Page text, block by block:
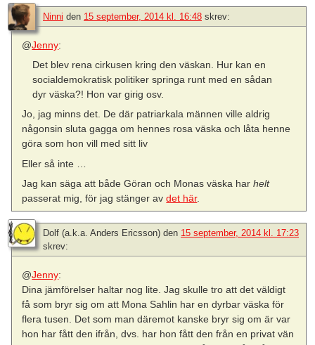
Ninni den 15 september, 2014 kl. 16:48 skrev:
@Jenny:
Det blev rena cirkusen kring den väskan. Hur kan en
socialdemokratisk politiker springa runt med en sådan
dyr väska?! Hon var girig osv.
Jo, jag minns det. De där patriarkala männen ville aldrig
någonsin sluta gagga om hennes rosa väska och låta henne
göra som hon vill med sitt liv
Eller så inte …
Jag kan säga att både Göran och Monas väska harhelt
passerat mig, för jag stänger avdet här.
Dolf (a.k.a. Anders Ericsson) den 15 september, 2014 kl. 17:23
skrev:
@Jenny:
Dina jämförelser haltar nog lite. Jag skulle tro att det väldigt
få som bryr sig om att Mona Sahlin har en dyrbar väska för
flera tusen. Det som man däremot kanske bryr sig om är var
hon har fått den ifrån, dvs. har hon fått den från en privat vän